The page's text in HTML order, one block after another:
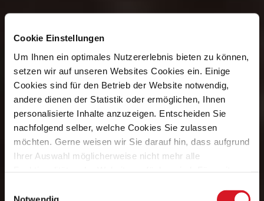
Cookie Einstellungen
Um Ihnen ein optimales Nutzererlebnis bieten zu können,
setzen wir auf unseren Websites Cookies ein. Einige
Cookies sind für den Betrieb der Website notwendig,
andere dienen der Statistik oder ermöglichen, Ihnen
personalisierte Inhalte anzuzeigen. Entscheiden Sie
nachfolgend selber, welche Cookies Sie zulassen
möchten. Gerne weisen wir Sie darauf hin, dass aufgrund
Ihrer Auswahl möglicherweise nicht mehr alle
Datenschutzerklärung und Cookie Policy.